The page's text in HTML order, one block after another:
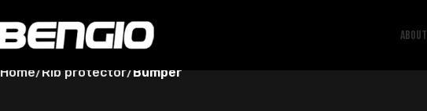
ABOUT
Home Rib protector Bumper